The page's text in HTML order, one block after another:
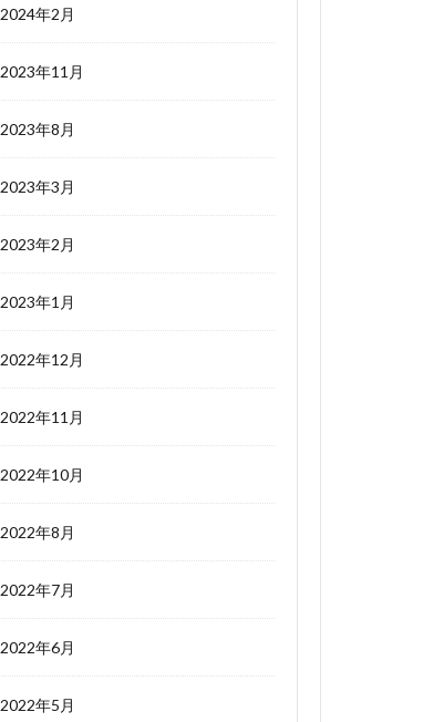
2024年2月
2023年11月
2023年8月
2023年3月
2023年2月
2023年1月
2022年12月
2022年11月
2022年10月
2022年8月
2022年7月
2022年6月
2022年5月